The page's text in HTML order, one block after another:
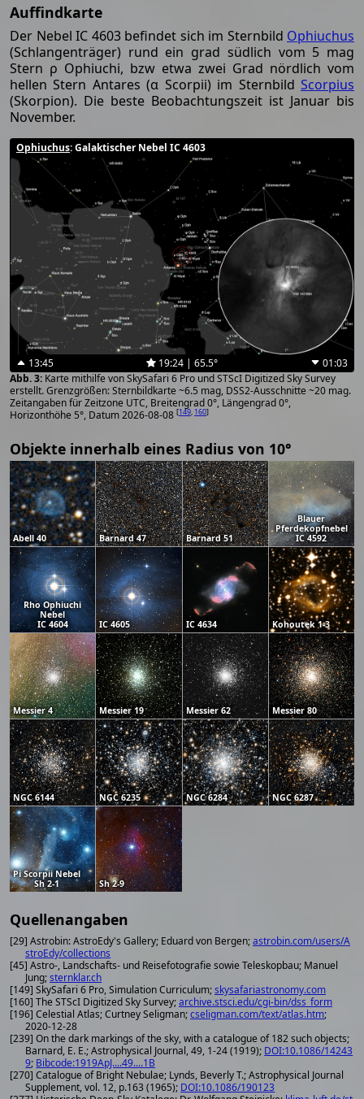
Auffindkarte
Der Nebel IC 4603 befindet sich im Sternbild Ophiuchus
(Schlangenträger) rund ein grad südlich vom 5 mag
Stern ρ Ophiuchi, bzw etwa zwei Grad nördlich vom
hellen Stern Antares (α Scorpii) im Sternbild Scorpius
(Skorpion). Die beste Beobachtungszeit ist Januar bis
November.
Ophiuchus: Galaktischer Nebel IC 4603
13:45 19:24 | 65.5°
01:03
Karte mithilfe von SkySafari 6 Pro und STScI Digitized Sky Survey
erstellt. Grenzgrößen: Sternbildkarte ~6.5 mag, DSS2-Ausschnitte ~20 mag.
Zeitangaben für Zeitzone UTC, Breitengrad 0°, Längengrad 0°,
Horizonthöhe 5°, Datum 2026-08-08 [149, 160]
Objekte innerhalb eines Radius von 10°
Abell 40 Barnard 47 Barnard 51
Blauer
Pferdekopfnebel
IC 4592
Rho Ophiuchi
Nebel
IC 4604
IC 4605 IC 4634 Kohoutek 1-3
Messier 4 Messier 19 Messier 62 Messier 80
NGC 6144 NGC 6235 NGC 6284 NGC 6287
Pi Scorpii Nebel
Sh 2-1
Sh 2-9
Quellenangaben
[29] Astrobin: AstroEdy's Gallery; Eduard von Bergen;astrobin.com/users/A
stroEdy/collections
[45] Astro-, Landschafts- und Reisefotografie sowie Teleskopbau; Manuel
Jung;sternklar.ch
[149] SkySafari 6 Pro, Simulation Curriculum;skysafariastronomy.com
[160] The STScI Digitized Sky Survey;archive.stsci.edu/cgi-bin/dss_form
[196] Celestial Atlas; Curtney Seligman;cseligman.com/text/atlas.htm;
2020-12-28
[239] On the dark markings of the sky, with a catalogue of 182 such objects;
Barnard, E. E.; Astrophysical Journal, 49, 1-24 (1919); DOI:10.1086/14243
9; Bibcode:1919ApJ....49....1B
[270] Catalogue of Bright Nebulae; Lynds, Beverly T.; Astrophysical Journal
Supplement, vol. 12, p.163 (1965); DOI:10.1086/190123